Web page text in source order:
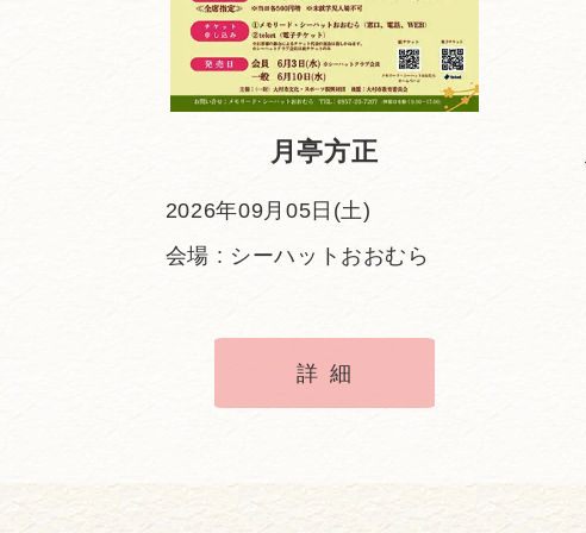
月亭方正
2026年09月05日(土)
会場 : シーハットおおむら
詳細